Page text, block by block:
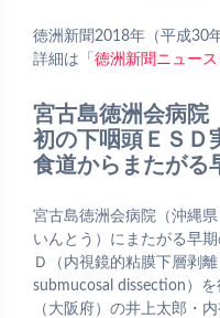
徳洲新聞2018年（平成
詳細は「 徳洲 新聞ニュー
宮古島徳洲会病院
初の下咽頭ＥＳＤ
食道からまたがる
宮古島徳洲会病院（沖縄
いんとう）にまたがる早
Ｄ（内視鏡的粘膜下層剥
submucosal dissection）
（大阪府）の井上太郎・